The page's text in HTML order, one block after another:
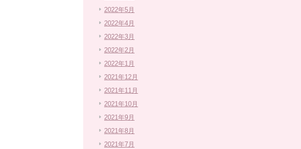
2022年5月
2022年4月
2022年3月
2022年2月
2022年1月
2021年12月
2021年11月
2021年10月
2021年9月
2021年8月
2021年7月